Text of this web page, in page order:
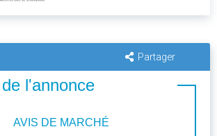
Partager
l'annonce
AVIS DE MARCHÉ